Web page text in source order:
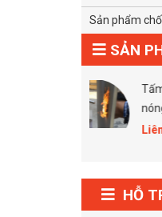
Sản phẩm
SẢN
Tấm chống
HỖ